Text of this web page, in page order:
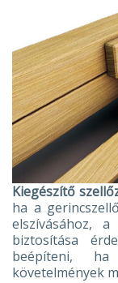
Kiegészítő
ha a
elszívásához,
biztosítása
beépíteni, ha
követelmények